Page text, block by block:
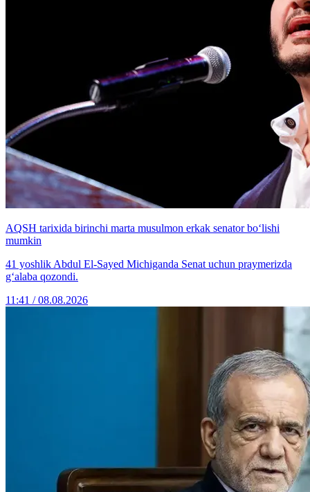
AQSH tarixida birinchi marta musulmon erkak senator bo‘lishi
mumkin
41 yoshlik Abdul El-Sayed Michiganda Senat uchun praymerizda
g‘alaba qozondi.
11:41 / 08.08.2026